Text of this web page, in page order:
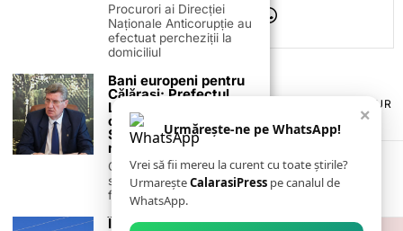
TERMENI ȘI CONDIȚII
POLITICA DE ANULARE & RETUR
PUBLICITATE ONLINE & TIPĂRITĂ
CONTACT
ZIARUL ANUNȚUL CĂLĂRĂȘEAN
×
Urmărește-ne pe WhatsApp!
Vrei să fii mereu la curent cu toate știrile?
UrmareșteCalarasiPress pe canalul de
WhatsApp.
Procurori ai Direcției
Naționale Anticorupție au
efectuat percheziții la
domiciliul
Bani europeni pentru
Călărași: Prefectul
Laurențiu State anunță
colaborarea cu ADR
Sud-Muntenia pentru
noi finanțări
Călărașul se pregătește
să intre pe harta
finanțărilor europene, cu
Întreruperi de curent